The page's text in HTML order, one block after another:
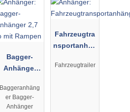
Bagger-
Anhänger
Rampen
Baggeranhäng
er Bagger-
Anhänger
Fahrzeugtra
nsportanhän
Fahrzeugtrailer